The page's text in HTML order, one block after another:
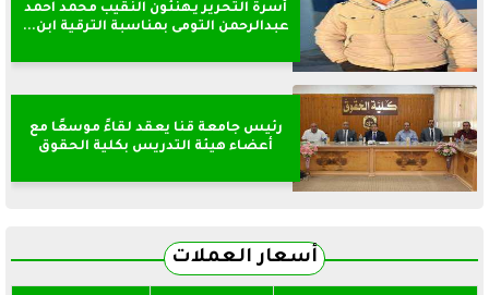
أسرة التحرير يهنئون النقيب محمد احمد
عبدالرحمن التومى بمناسبة الترقية ابن...
رئيس جامعة قنا يعقد لقاءً موسعًا مع
أعضاء هيئة التدريس بكلية الحقوق
أسعار العملات